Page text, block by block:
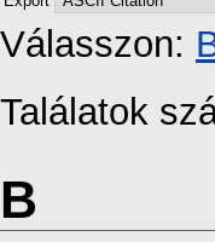
Válasszon:
Találatok
B